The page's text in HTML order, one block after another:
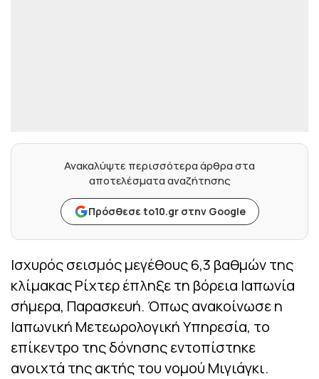
Ανακαλύψτε περισσότερα άρθρα στα
αποτελέσματα αναζήτησης
Πρόσθεσε to10.gr στην Google
Ισχυρός σεισμός μεγέθους 6,3 βαθμών της
κλίμακας Ρίχτερ έπληξε τη βόρεια Ιαπωνία
σήμερα, Παρασκευή. Όπως ανακοίνωσε η
Ιαπωνική Μετεωρολογική Υπηρεσία, το
επίκεντρο της δόνησης εντοπίστηκε
ανοιχτά της ακτής του νομού Μιγιάγκι.